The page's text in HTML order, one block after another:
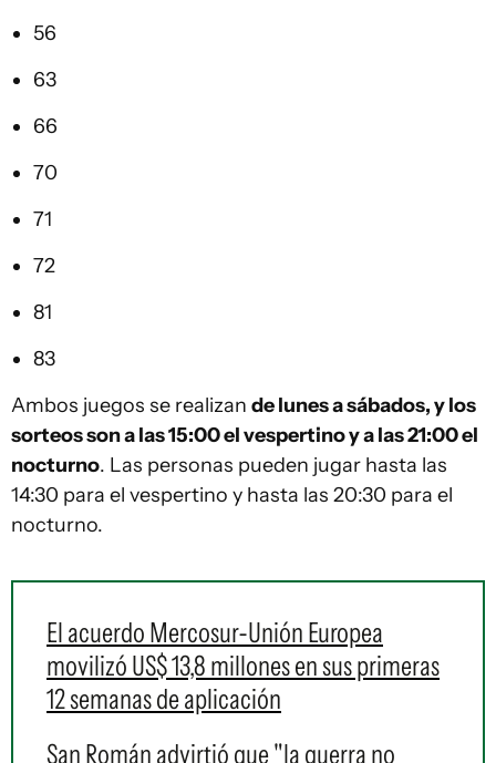
56
63
66
70
71
72
81
83
Ambos juegos se realizan de lunes a sábados, y los
sorteos son a las 15:00 el vespertino y a las 21:00 el
nocturno. Las personas pueden jugar hasta las
14:30 para el vespertino y hasta las 20:30 para el
nocturno.
El acuerdo Mercosur-Unión Europea
movilizó US$ 13,8 millones en sus primeras
12 semanas de aplicación
San Román advirtió que "la guerra no